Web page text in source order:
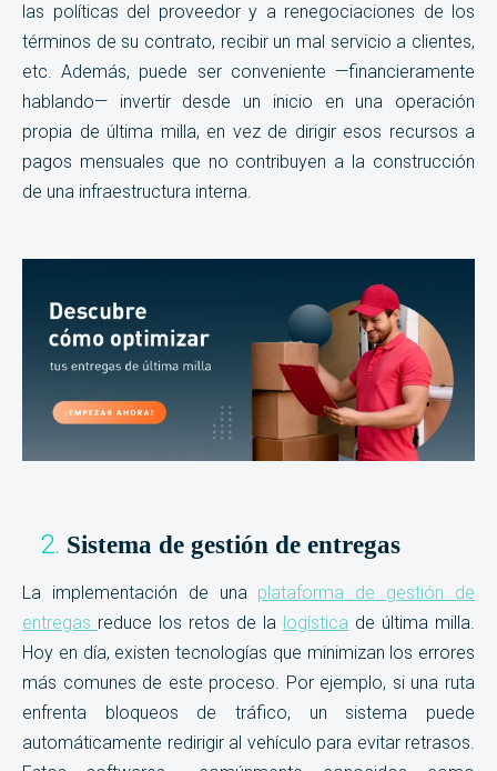
las políticas del proveedor y a renegociaciones de los
términos de su contrato, recibir un mal servicio a clientes,
etc. Además, puede ser conveniente —financieramente
hablando— invertir desde un inicio en una operación
propia de última milla, en vez de dirigir esos recursos a
pagos mensuales que no contribuyen a la construcción
de una infraestructura interna.
Sistema de gestión de entregas
La implementación de una plataforma de gestión de
entregas reduce los retos de la logística de última milla.
Hoy en día, existen tecnologías que minimizan los errores
más comunes de este proceso. Por ejemplo, si una ruta
enfrenta bloqueos de tráfico, un sistema puede
automáticamente redirigir al vehículo para evitar retrasos.